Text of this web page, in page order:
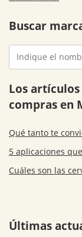
Buscar
Los
compras en
Qué tanto te
5 aplicaciones
Cuáles son las
Últimas